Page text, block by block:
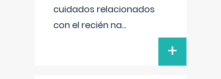
cuidados relacionados
con el recién na...
+